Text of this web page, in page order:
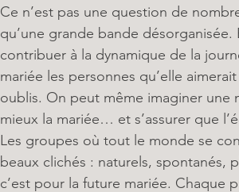
Ce n’est pas une question de
qu’une grande bande
contribuer à la dynamique de la
mariée les personnes qu’elle
oublis. On peut même imaginer
mieux la mariée… et s’assurer que
Les groupes où tout le monde se
beaux clichés : naturels, spontanés,
c’est pour la future mariée. Chaque